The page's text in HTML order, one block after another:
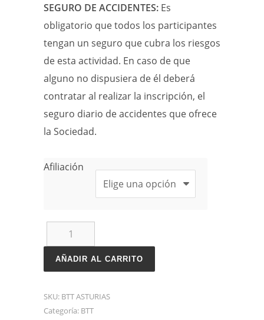
SEGURO DE ACCIDENTES: Es
obligatorio que todos los participantes
tengan un seguro que cubra los riesgos
de esta actividad. En caso de que
alguno no dispusiera de él deberá
contratar al realizar la inscripción, el
seguro diario de accidentes que ofrece
la Sociedad.
Afiliación
SALIDA
BTT
ASTURIAS
cantidad
AÑADIR AL CARRITO
SKU: BTT ASTURIAS
Categoría: BTT